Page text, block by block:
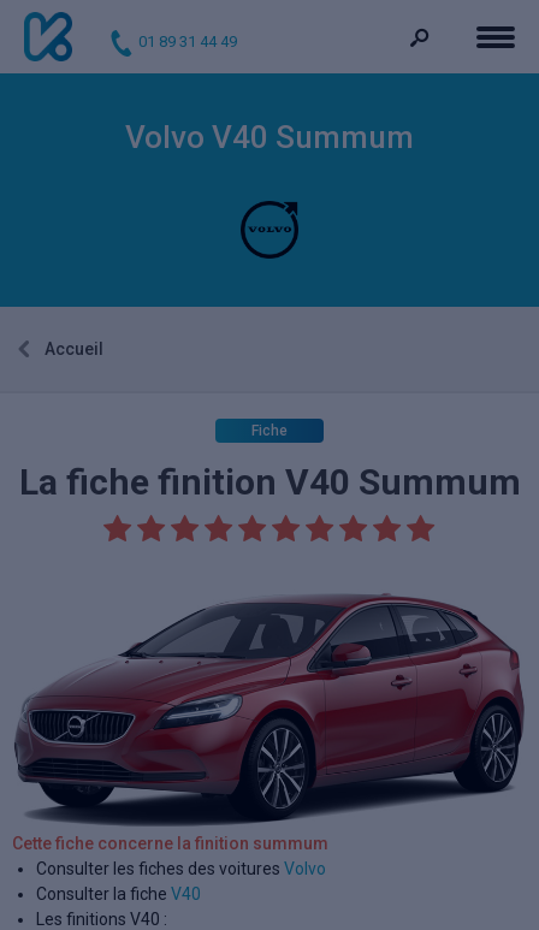
01 89 31 44 49
Volvo V40 Summum
Accueil
Fiche
La fiche finition V40 Summum
Cette fiche concerne la finition summum
Consulter les fiches des voitures Volvo
Consulter la fiche V40
Les finitions V40 :